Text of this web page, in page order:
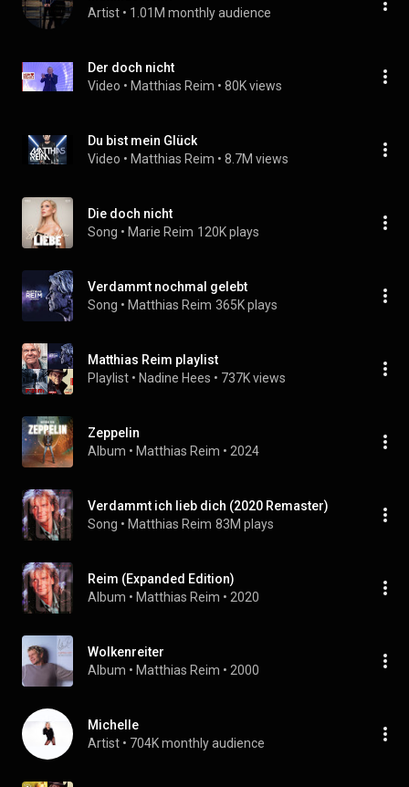
Artist • 1.01M monthly audience
Der doch nicht
Video • Matthias Reim • 80K views
Du bist mein Glück
Video • Matthias Reim • 8.7M views
Die doch nicht
Song • Marie Reim 120K plays
Verdammt nochmal gelebt
Song • Matthias Reim 365K plays
Matthias Reim playlist
Playlist • Nadine Hees • 737K views
Zeppelin
Album • Matthias Reim • 2024
Verdammt ich lieb dich (2020 Remaster)
Song • Matthias Reim 83M plays
Reim (Expanded Edition)
Album • Matthias Reim • 2020
Wolkenreiter
Album • Matthias Reim • 2000
Michelle
Artist • 704K monthly audience